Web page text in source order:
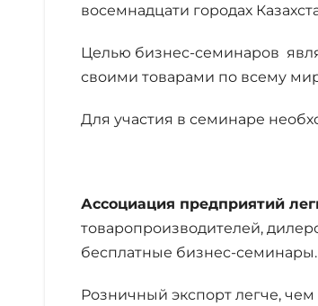
восемнадцати городах
Целью бизнес-семинаров
своими товарами по всему
Для участия в семинаре
Ассоциация предприятий
товаропроизводителей,
бесплатные бизнес-
Розничный экспорт легче, чем